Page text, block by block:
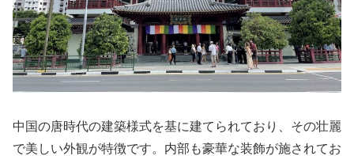
中国の唐時代の建築様式を基に建てられており、その壮麗
で美しい外観が特徴です。内部も豪華な装飾が施されてお